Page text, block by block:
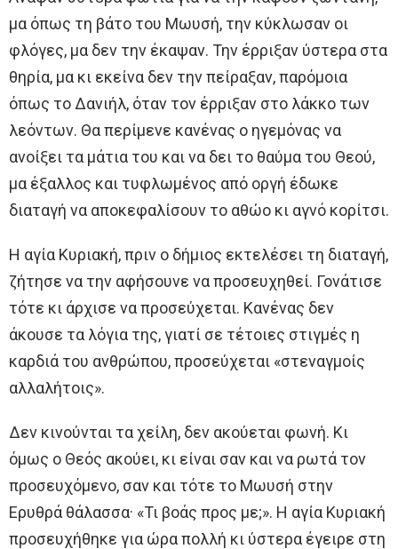
μα όπως τη βάτο του Μωυσή, την κύκλωσαν οι
φλόγες, μα δεν την έκαψαν. Την έρριξαν ύστερα στα
θηρία, μα κι εκείνα δεν την πείραξαν, παρόμοια
όπως το Δανιήλ, όταν τον έρριξαν στο λάκκο των
λεόντων. Θα περίμενε κανένας ο ηγεμόνας να
ανοίξει τα μάτια του και να δει το θαύμα του Θεού,
μα έξαλλος και τυφλωμένος από οργή έδωκε
διαταγή να αποκεφαλίσουν το αθώο κι αγνό κορίτσι.
Η αγία Κυριακή, πριν ο δήμιος εκτελέσει τη διαταγή,
ζήτησε να την αφήσουνε να προσευχηθεί. Γονάτισε
τότε κι άρχισε να προσεύχεται. Κανένας δεν
άκουσε τα λόγια της, γιατί σε τέτοιες στιγμές η
καρδιά του ανθρώπου, προσεύχεται «στεναγμοίς
αλλαλήτοις».
Δεν κινούνται τα χείλη, δεν ακούεται φωνή. Κι
όμως ο Θεός ακούει, κι είναι σαν και να ρωτά τον
προσευχόμενο, σαν και τότε το Μωυσή στην
Ερυθρά θάλασσα· «Τι βοάς προς με;». Η αγία Κυριακή
προσευχήθηκε για ώρα πολλή κι ύστερα έγειρε στη